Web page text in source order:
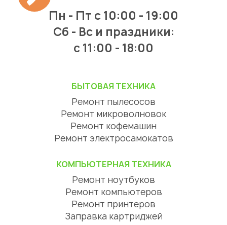
Пн - Пт с 10:00 - 19:00
Сб - Вс и праздники:
c 11:00 - 18:00
БЫТОВАЯ ТЕХНИКА
Ремонт пылесосов
Ремонт микроволновок
Ремонт кофемашин
Ремонт электросамокатов
КОМПЬЮТЕРНАЯ ТЕХНИКА
Ремонт ноутбуков
Ремонт компьютеров
Ремонт принтеров
Заправка картриджей